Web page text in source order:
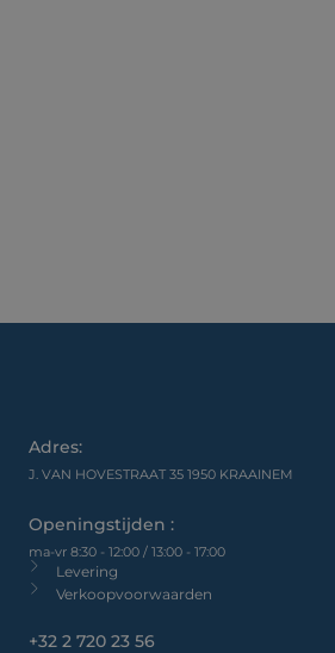
Adres:
J. VAN HOVESTRAAT 35 1950 KRAAINEM
Openingstijden :
ma-vr 8:30 - 12:00 / 13:00 - 17:00
Levering
Verkoopvoorwaarden
+32 2 720 23 56